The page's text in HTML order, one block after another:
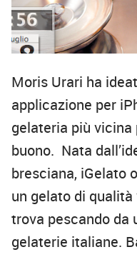
Moris Urari ha
applicazione per
gelateria più
buono. Nata
bresciana, iGelato
un gelato di
trova pescando da
gelaterie italiane.